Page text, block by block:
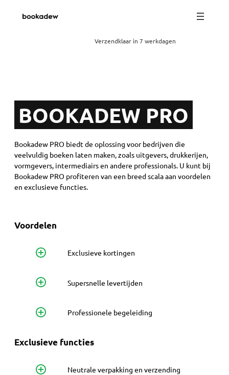
Verzendklaar in 7 werkdagen
BOOKADEW PRO
Bookadew PRO biedt de oplossing voor bedrijven die
veelvuldig boeken laten maken, zoals uitgevers, drukkerijen,
vormgevers, intermediairs en andere professionals. U kunt bij
Bookadew PRO profiteren van een breed scala aan voordelen
en exclusieve functies.
Voordelen
Exclusieve kortingen
Supersnelle levertijden
Professionele begeleiding
Exclusieve functies
Neutrale verpakking en verzending